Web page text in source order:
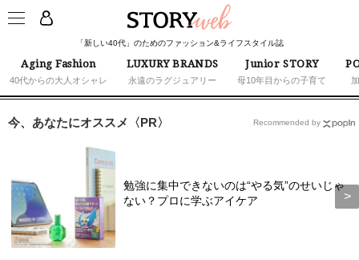
「新しい40代」のためのファッション&ライフスタイル誌
Aging Fashion
40代からの大人オシャレ
LUXURY BRANDS
永遠のラグジュアリー
Junior STORY
母10年目からの子育て
今、あなたにオススメ〈PR〉
勉強に集中できないのは“やる気”のせいじゃ
ない？プロに学ぶアイケア
Recommended by